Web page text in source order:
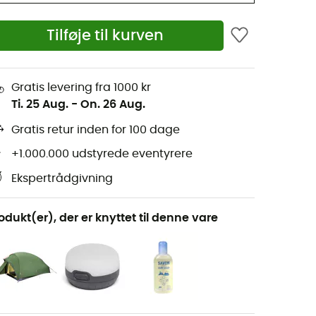
Tilføje til kurven
Gratis levering fra 1000 kr
Ti. 25 Aug. - On. 26 Aug.
Gratis retur inden for 100 dage
+1.000.000 udstyrede eventyrere
Ekspertrådgivning
der er knyttet til denne vare